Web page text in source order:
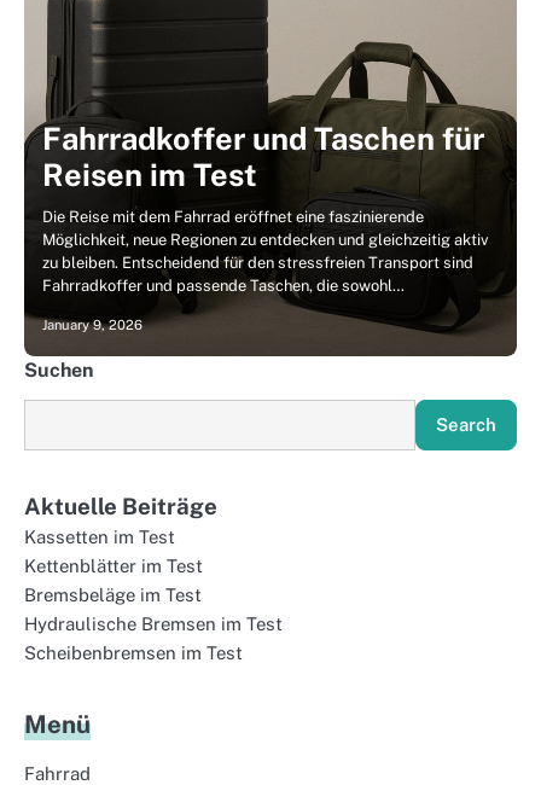
Fahrradkoffer und Taschen für
Reisen im Test
Die Reise mit dem Fahrrad eröffnet eine faszinierende
Möglichkeit, neue Regionen zu entdecken und gleichzeitig aktiv
zu bleiben. Entscheidend für den stressfreien Transport sind
Fahrradkoffer und passende Taschen, die sowohl…
January 9, 2026
Suchen
Search
Aktuelle Beiträge
Kassetten im Test
Kettenblätter im Test
Bremsbeläge im Test
Hydraulische Bremsen im Test
Scheibenbremsen im Test
Menü
Fahrrad